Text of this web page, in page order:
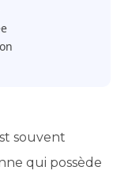
souvent
qui possède